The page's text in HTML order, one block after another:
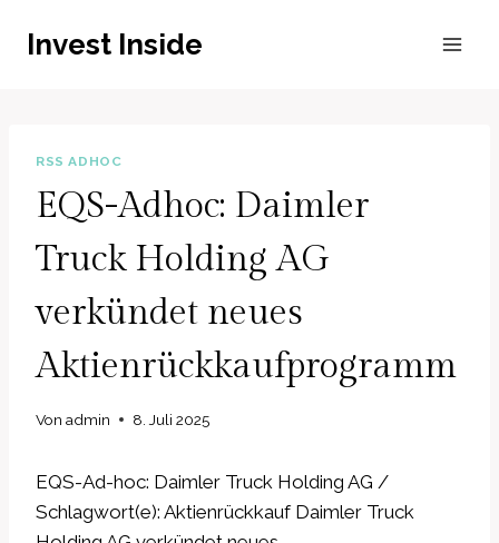
InhaltInvest Inside
RSS ADHOC
EQS-Adhoc: Daimler
Truck Holding AG
verkündet neues
Aktienrückkaufprogramm
Von admin 8. Juli 2025
EQS-Ad-hoc: Daimler Truck Holding AG /
Schlagwort(e): Aktienrückkauf Daimler Truck